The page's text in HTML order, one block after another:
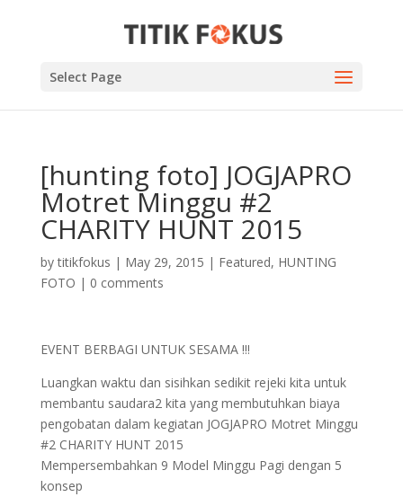
Select Page
[hunting foto] JOGJAPRO
Motret Minggu #2
CHARITY HUNT 2015
bytitikfokus | May 29, 2015 | Featured, HUNTING
FOTO | 0 comments
EVENT BERBAGI UNTUK SESAMA !!!
Luangkan waktu dan sisihkan sedikit rejeki kita untuk
membantu saudara2 kita yang membutuhkan biaya
pengobatan dalam kegiatan JOGJAPRO Motret Minggu
#2 CHARITY HUNT 2015
Mempersembahkan 9 Model Minggu Pagi dengan 5
konsep